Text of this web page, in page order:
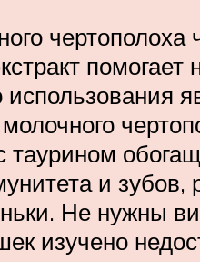
использования
молочного
и
Не нужны
изучено